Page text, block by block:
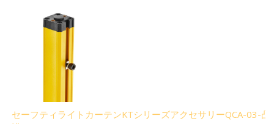
セーフティライトカーテンKTシリーズアクセサリーQCA-03-凸